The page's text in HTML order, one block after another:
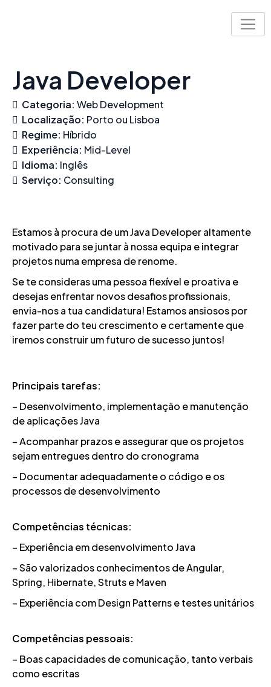
Java Developer
Categoria: Web Development
Localização: Porto ou Lisboa
Regime: Híbrido
Experiência: Mid-Level
Idioma: Inglês
Serviço: Consulting
Estamos à procura de um Java Developer altamente
motivado para se juntar à nossa equipa e integrar
projetos numa empresa de renome.
Se te consideras uma pessoa flexível e proativa e
desejas enfrentar novos desafios profissionais,
envia-nos a tua candidatura! Estamos ansiosos por
fazer parte do teu crescimento e certamente que
iremos construir um futuro de sucesso juntos!
Principais tarefas:
– Desenvolvimento, implementação e manutenção
de aplicações Java
– Acompanhar prazos e assegurar que os projetos
sejam entregues dentro do cronograma
– Documentar adequadamente o código e os
processos de desenvolvimento
Competências técnicas:
– Experiência em desenvolvimento Java
– São valorizados conhecimentos de Angular,
Spring, Hibernate, Struts e Maven
– Experiência com Design Patterns e testes unitários
Competências pessoais:
– Boas capacidades de comunicação, tanto verbais
como escritas